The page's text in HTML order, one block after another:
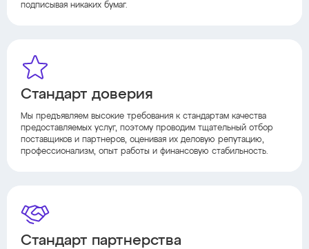
подписывая никаких бумаг.
Стандарт доверия
Мы предъявляем высокие требования к стандартам качества
предоставляемых услуг, поэтому проводим тщательный отбор
поставщиков и партнеров, оценивая их деловую репутацию,
профессионализм, опыт работы и финансовую стабильность.
Стандарт партнерства